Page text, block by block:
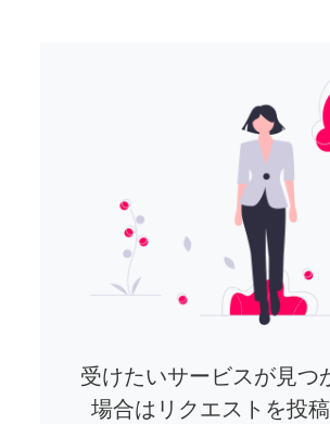
受けたいサービスが見つ
場合はリクエストを投